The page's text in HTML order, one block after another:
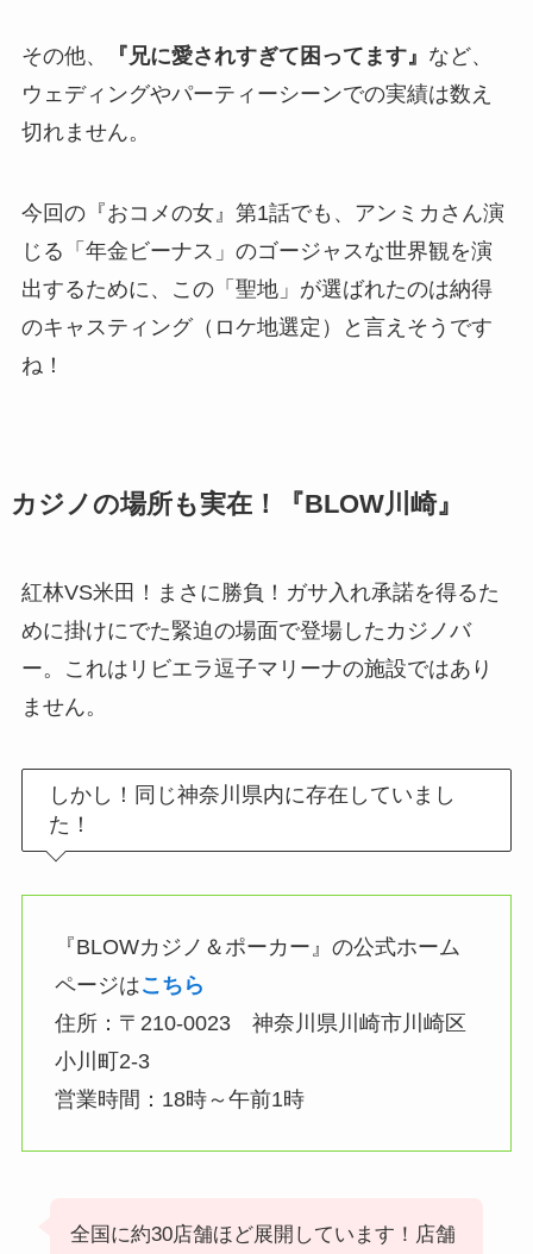
その他、 『兄に愛されすぎて困ってます』 など、
ウェディングやパーティーシーンでの実績は数え
切れません。
今回の『おコメの女』第1話でも、アンミカさん演
じる「年金ビーナス」のゴージャスな世界観を演
出するために、この「聖地」が選ばれたのは納得
のキャスティング（ロケ地選定）と言えそうです
ね！
カジノの場所も実在！『BLOW川崎』
紅林VS米田！まさに勝負！ガサ入れ承諾を得るた
めに掛けにでた緊迫の場面で登場したカジノバ
ー。これはリビエラ逗子マリーナの施設ではあり
ません。
しかし！同じ神奈川県内に存在していまし
た！
『BLOWカジノ＆ポーカー』の公式ホーム
ページはこちら
住所：〒210-0023 神奈川県川崎市川崎区
小川町2-3
営業時間：18時～午前1時
全国に約30店舗ほど展開しています！店舗